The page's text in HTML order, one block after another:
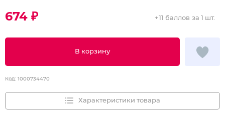
674 ₽
В корзину
+11 баллов за 1 шт.
Код: 1000734470
Характеристики товара